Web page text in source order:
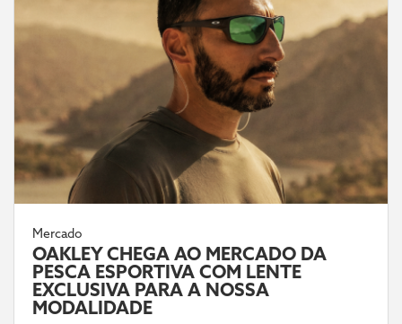
Mercado
OAKLEY CHEGA AO MERCADO DA
PESCA ESPORTIVA COM LENTE
EXCLUSIVA PARA A NOSSA
MODALIDADE